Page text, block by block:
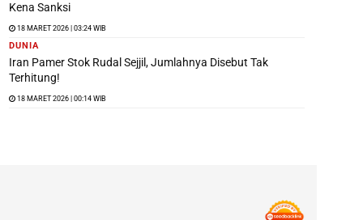
Kena Sanksi
18 MARET 2026 | 03:24 WIB
DUNIA
Iran Pamer Stok Rudal Sejjil, Jumlahnya Disebut Tak
Terhitung!
18 MARET 2026 | 00:14 WIB